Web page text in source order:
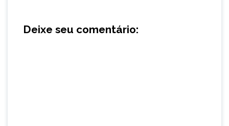
Deixe seu comentário: